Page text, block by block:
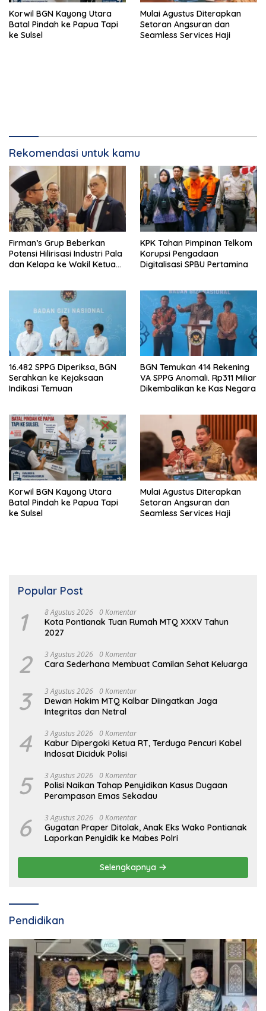
Korwil BGN Kayong Utara
Batal Pindah ke Papua Tapi
ke Sulsel
Mulai Agustus Diterapkan
Setoran Angsuran dan
Seamless Services Haji
Rekomendasi untuk kamu
Firman’s Grup Beberkan
Potensi Hilirisasi Industri Pala
dan Kelapa ke Wakil Ketua
KPK Tahan Pimpinan Telkom
Korupsi Pengadaan
Digitalisasi SPBU Pertamina
16.482 SPPG Diperiksa, BGN
Serahkan ke Kejaksaan
Indikasi Temuan
BGN Temukan 414 Rekening
VA SPPG Anomali. Rp311 Miliar
Dikembalikan ke Kas Negara
Korwil BGN Kayong Utara
Batal Pindah ke Papua Tapi
ke Sulsel
Mulai Agustus Diterapkan
Setoran Angsuran dan
Seamless Services Haji
Popular Post
1 8 Agustus 2026 0 Komentar
Kota Pontianak Tuan Rumah MTQ XXXV Tahun
2027
2 3 Agustus 2026 0 Komentar
Cara Sederhana Membuat Camilan Sehat Keluarga
3 3 Agustus 2026 0 Komentar
Dewan Hakim MTQ Kalbar Diingatkan Jaga
Integritas dan Netral
4 3 Agustus 2026 0 Komentar
Kabur Dipergoki Ketua RT, Terduga Pencuri Kabel
Indosat Diciduk Polisi
5 3 Agustus 2026 0 Komentar
Polisi Naikan Tahap Penyidikan Kasus Dugaan
Perampasan Emas Sekadau
6 3 Agustus 2026 0 Komentar
Gugatan Praper Ditolak, Anak Eks Wako Pontianak
Laporkan Penyidik ke Mabes Polri
Selengkapnya
Pendidikan